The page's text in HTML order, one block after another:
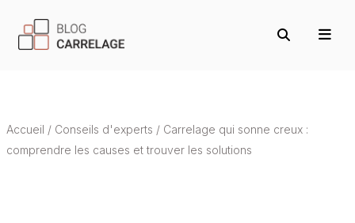
Accueil / Conseils d'experts / Carrelage qui sonne creux :
comprendre les causes et trouver les solutions